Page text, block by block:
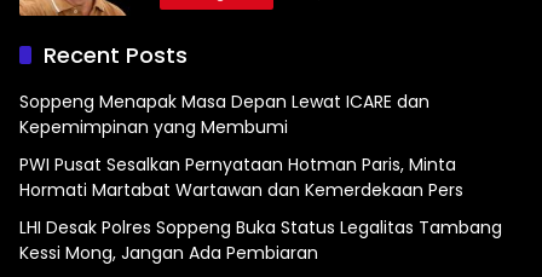
Recent Posts
Soppeng Menapak Masa Depan Lewat ICARE dan
Kepemimpinan yang Membumi
PWI Pusat Sesalkan Pernyataan Hotman Paris, Minta
Hormati Martabat Wartawan dan Kemerdekaan Pers
LHI Desak Polres Soppeng Buka Status Legalitas Tambang
Kessi Mong, Jangan Ada Pembiaran